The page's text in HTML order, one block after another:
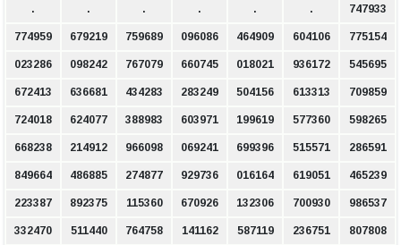
. . . . . . 747933
774959 679219 759689 096086 464909 604106 775154
023286 098242 767079 660745 018021 936172 545695
672413 636681 434283 283249 504156 613313 709859
724018 624077 388983 603971 199619 577360 598265
668238 214912 966098 069241 699396 515571 286591
849664 486885 274877 929736 016164 619051 465239
223387 892375 115360 670926 132306 700930 986537
332470 511440 764758 141162 587119 236751 807808